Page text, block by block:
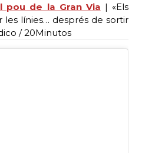
pou de la Gran Via | «Els
línies… després de sortir
/ 20Minutos